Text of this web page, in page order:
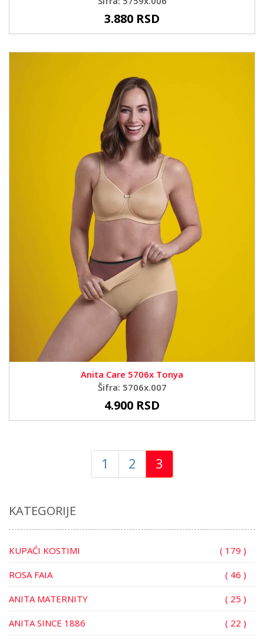
3.880 RSD
Anita Care 5706x Tonya
Šifra: 5706x.007
4.900 RSD
1 2 3
KATEGORIJE
KUPAĆI KOSTIMI ( 179 )
ROSA FAIA ( 46 )
ANITA MATERNITY ( 25 )
ANITA SINCE 1886 ( 22 )